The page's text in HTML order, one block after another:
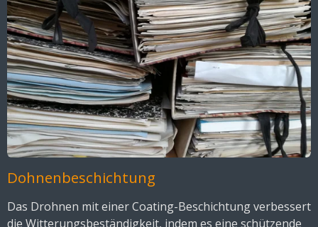
Dohnenbeschichtung
Das Drohnen mit einer Coating-Beschichtung verbessert
die Witterungsbeständigkeit, indem es eine schützende